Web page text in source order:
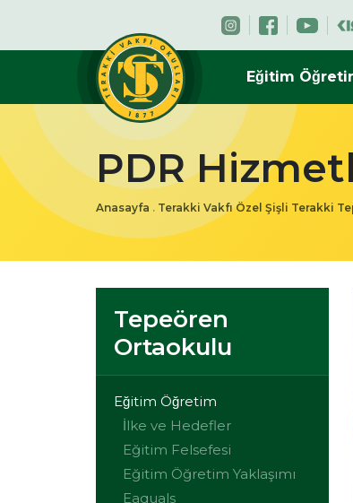
Eğitim
PDR
Anasayfa . Terakki Vakfı Özel Şişli Terakki
Tepeören
Ortaokulu
Eğitim Öğretim
İlke ve Hedefler
Eğitim Felsefesi
Eğitim Öğretim Yaklaşımı
Eaquals